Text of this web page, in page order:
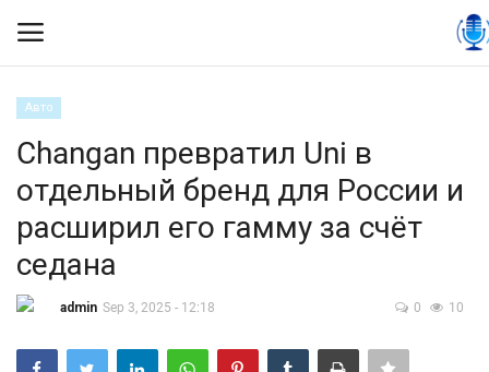
Контакты
Правила размещения
Политика
Экономика
Авто
Changan превратил Uni в
отдельный бренд для России и
расширил его гамму за счёт
седана
admin Sep 3, 2025 - 12:18 0 10